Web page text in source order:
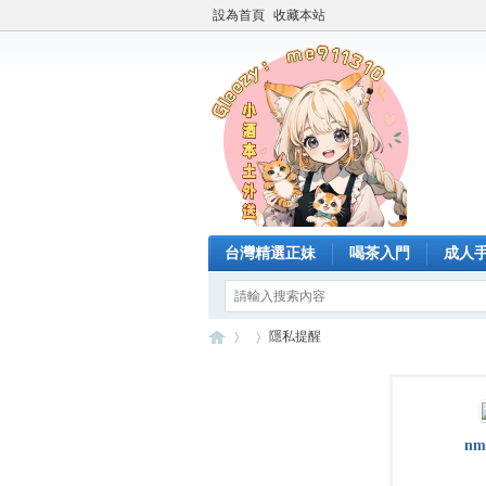
設為首頁 收藏本站
台灣精選正妹 喝茶入門 成人
隱私提醒